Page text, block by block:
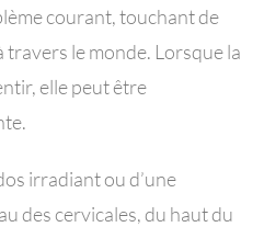
courant, touchant de
le monde. Lorsque la
elle peut être
irradiant ou d’une
des cervicales, du haut du